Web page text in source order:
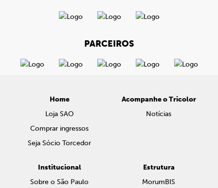
PARCEIROS
Home
Loja SAO
Comprar ingressos
Seja Sócio Torcedor
Acompanhe o Tricolor
Notícias
Institucional
Sobre o São Paulo
Estrutura
MorumBIS